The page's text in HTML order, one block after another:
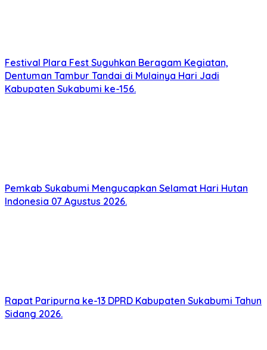
Festival Plara Fest Suguhkan Beragam Kegiatan,
Dentuman Tambur Tandai di Mulainya Hari Jadi
Kabupaten Sukabumi ke-156.
Pemkab Sukabumi Mengucapkan Selamat Hari Hutan
Indonesia 07 Agustus 2026.
Rapat Paripurna ke-13 DPRD Kabupaten Sukabumi Tahun
Sidang 2026.